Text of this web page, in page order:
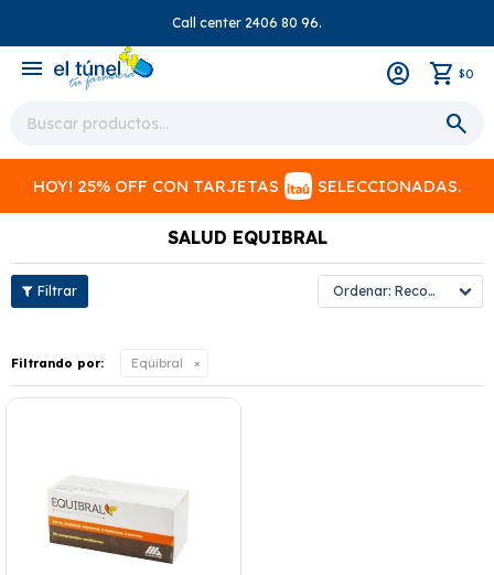
Call center 2406 80 96.
menu $0
HOY! 25% OFF CON TARJETAS SELECCIONADAS.
SALUD EQUIBRAL
Recomendados
Filtrando por: Equibral
close